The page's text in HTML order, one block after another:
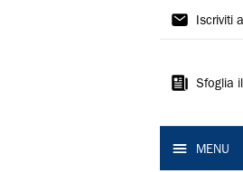
La
Ferrara
Iscriviti
Sfoglia
MENU